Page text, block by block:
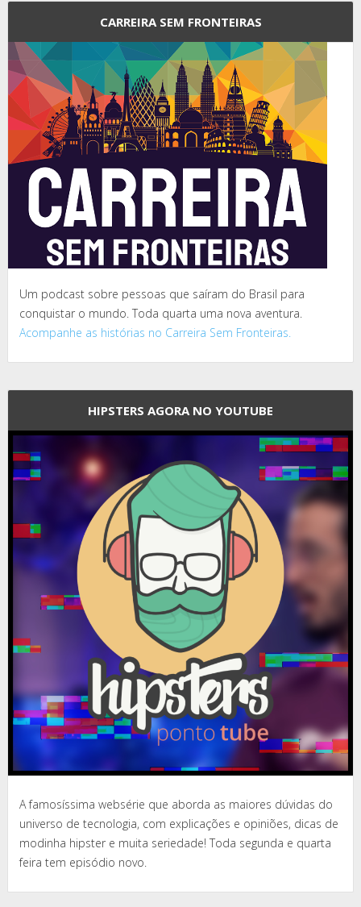
CARREIRA SEM FRONTEIRAS
Um podcast sobre pessoas que saíram do Brasil para
conquistar o mundo. Toda quarta uma nova aventura.
Acompanhe as histórias no Carreira Sem Fronteiras.
HIPSTERS AGORA NO YOUTUBE
A famosíssima websérie que aborda as maiores dúvidas do
universo de tecnologia, com explicações e opiniões, dicas de
modinha hipster e muita seriedade! Toda segunda e quarta
feira tem episódio novo.